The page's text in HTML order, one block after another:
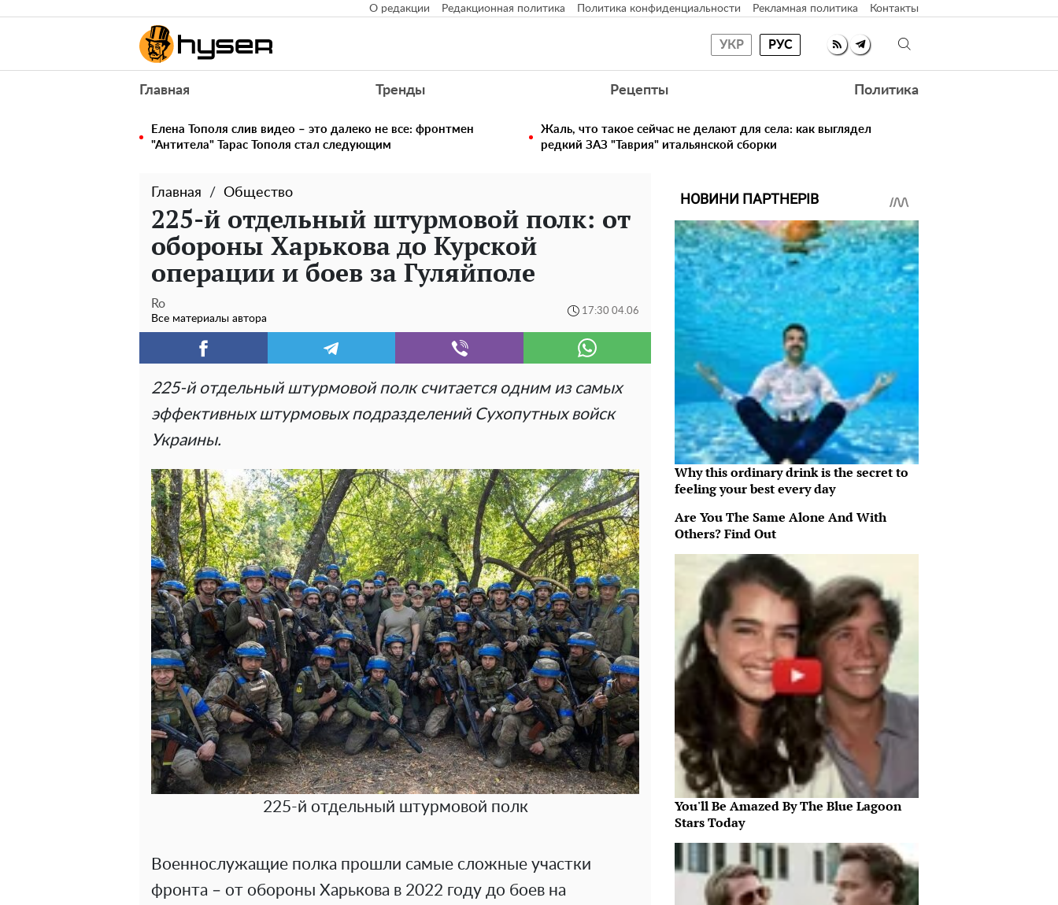
О редакции Редакционная политика Политика конфиденциальности Рекламная политика Контакты
УКР РУС
Главная Тренды Рецепты Политика
Елена Тополя слив видео – это далеко не все: фронтмен
"Антитела" Тарас Тополя стал следующим
Жаль, что такое сейчас не делают для села: как выглядел
редкий ЗАЗ "Таврия" итальянской сборки
Главная Общество
225-й отдельный штурмовой полк: от
обороны Харькова до Курской
операции и боев за Гуляйполе
Ro
Все материалы автора
17:30 04.06
225-й отдельный штурмовой полк считается одним из самых
эффективных штурмовых подразделений Сухопутных войск
Украины.
225-й отдельный штурмовой полк
Военнослужащие полка прошли самые сложные участки
фронта – от обороны Харькова в 2022 году до боев на
НОВИНИ ПАРТНЕРІВ
Why this ordinary drink is the secret to
feeling your best every day
Are You The Same Alone And With
Others? Find Out
You'll Be Amazed By The Blue Lagoon
Stars Today